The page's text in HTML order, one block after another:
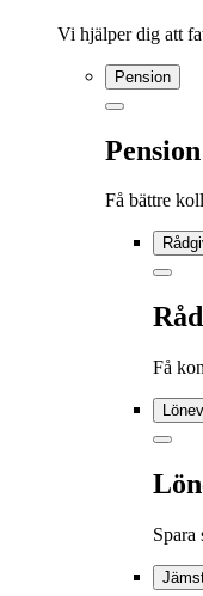
Vi hjälper dig att
Pension
Pension
Få bättre
Få
Spara